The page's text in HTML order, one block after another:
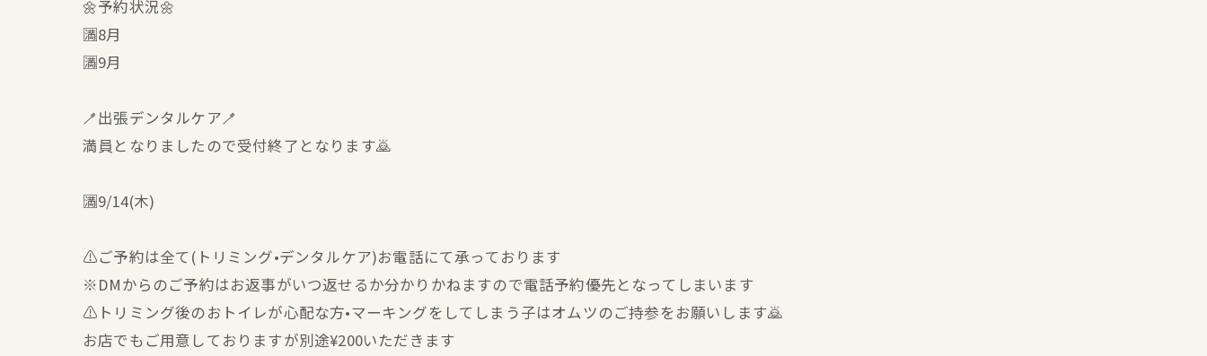
🌼予約状況🌼
🈵8月
🈵9月
🪥出張デンタルケア🪥
満員となりましたので受付終了となります🙇
🈵9/14(木)
⚠️ご予約は全て(トリミング•デンタルケア)お電話にて承っております
※DMからのご予約はお返事がいつ返せるか分かりかねますので電話予約優先となってしまいます
⚠️トリミング後のおトイレが心配な方•マーキングをしてしまう子はオムツのご持参をお願いします🙇
お店でもご用意しておりますが別途¥200いただきます